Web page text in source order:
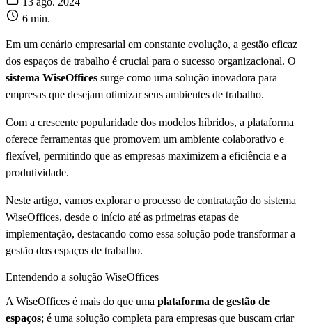
6 min.
Em um cenário empresarial em constante evolução, a gestão eficaz
dos espaços de trabalho é crucial para o sucesso organizacional. O
sistema WiseOffices surge como uma solução inovadora para
empresas que desejam otimizar seus ambientes de trabalho.
Com a crescente popularidade dos modelos híbridos, a plataforma
oferece ferramentas que promovem um ambiente colaborativo e
flexível, permitindo que as empresas maximizem a eficiência e a
produtividade.
Neste artigo, vamos explorar o processo de contratação do sistema
WiseOffices, desde o início até as primeiras etapas de
implementação, destacando como essa solução pode transformar a
gestão dos espaços de trabalho.
Entendendo a solução WiseOffices
A WiseOffices é mais do que uma plataforma de gestão de
espaços; é uma solução completa para empresas que buscam criar